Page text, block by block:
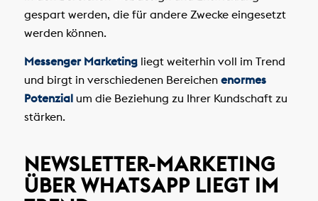
gespart werden, die für andere Zwecke eingesetzt
werden können.
Messenger Marketingliegt weiterhin voll im Trend
und birgt in verschiedenen Bereichen enormes
Potenzialum die Beziehung zu Ihrer Kundschaft zu
stärken.
NEWSLETTER-MARKETING
ÜBER WHATSAPP LIEGT IM